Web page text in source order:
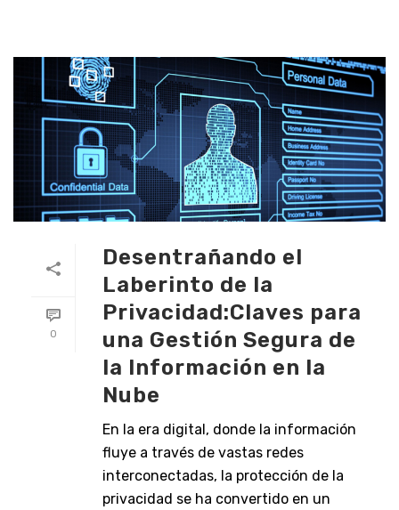
0
Desentrañando el
Laberinto de la
Privacidad:Claves para
una Gestión Segura de
la Información en la
Nube
En la era digital, donde la información
fluye a través de vastas redes
interconectadas, la protección de la
privacidad se ha convertido en un